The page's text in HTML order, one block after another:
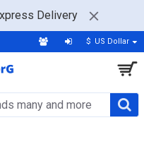
Delivery
$ US Dollar